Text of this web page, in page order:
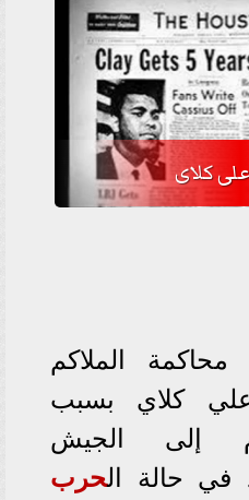
كلاى
تم محاكمة الملاكم
كلاي بسبب
إلى الجيش
في حالة الحرب